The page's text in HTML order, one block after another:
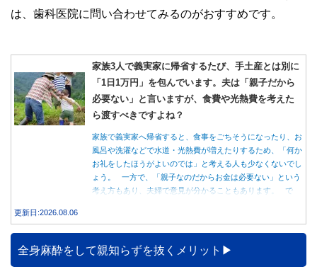
は、歯科医院に問い合わせてみるのがおすすめです。
家族3人で義実家に帰省するたび、手土産とは別に
「1日1万円」を包んでいます。夫は「親子だから
必要ない」と言いますが、食費や光熱費を考えた
ら渡すべきですよね？
家族で義実家へ帰省すると、食事をごちそうになったり、お
風呂や洗濯などで水道・光熱費が増えたりするため、「何か
お礼をしたほうがよいのでは」と考える人も少なくないでし
ょう。 一方で、「親子なのだからお金は必要ない」という
考え方もあり、夫婦で意見が分かることもあります。 で
ます。
更新日:2026.08.06
全身麻酔をして親知らずを抜くメリット